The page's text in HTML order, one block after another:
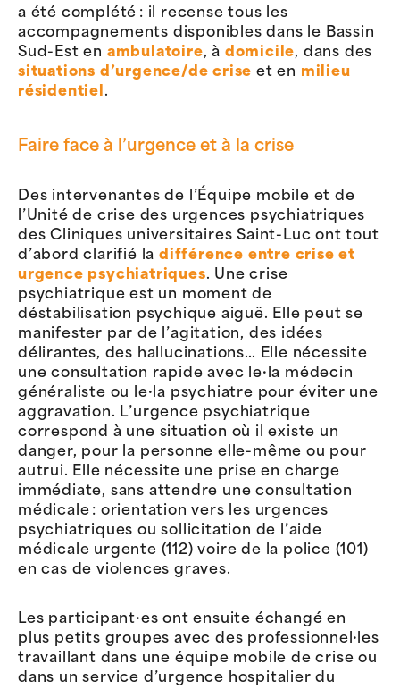
a été complété : il recense tous les
accompagnements disponibles dans le Bassin
Sud-Est en ambulatoire, à domicile, dans des
situations d’urgence/de crise et en milieu
résidentiel .
Faire face à l’urgence et à la crise
Des intervenantes de l’Équipe mobile et de
l’Unité de crise des urgences psychiatriques
des Cliniques universitaires Saint-Luc ont tout
d’abord clarifié ladifférence entre crise et
urgence psychiatriques. Une crise
psychiatrique est un moment de
déstabilisation psychique aiguë. Elle peut se
manifester par de l’agitation, des idées
délirantes, des hallucinations… Elle nécessite
une consultation rapide avec le·la médecin
généraliste ou le·la psychiatre pour éviter une
aggravation. L’urgence psychiatrique
correspond à une situation où il existe un
danger, pour la personne elle-même ou pour
autrui. Elle nécessite une prise en charge
immédiate, sans attendre une consultation
médicale : orientation vers les urgences
psychiatriques ou sollicitation de l’aide
médicale urgente (112) voire de la police (101)
en cas de violences graves.
Les participant·es ont ensuite échangé en
plus petits groupes avec des professionnel·les
travaillant dans une équipe mobile de crise ou
dans un service d’urgence hospitalier du